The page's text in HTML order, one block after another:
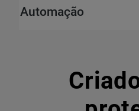
Automação